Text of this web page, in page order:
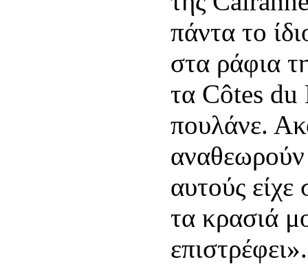
πάντα το
στα ράφια
τα Côtes du
πουλάνε.
αυτούς είχε
τα κρασιά
επιστρέφει».